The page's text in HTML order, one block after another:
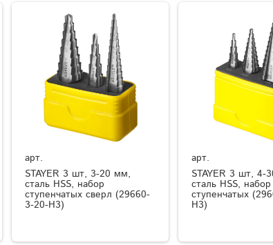
арт.
STAYER 3 шт, 3-20 мм,
сталь HSS, набор
ступенчатых сверл (29660-
3-20-H3)
арт.
STAYER 3 шт, 4-
сталь HSS,
ступенчатых
H3)